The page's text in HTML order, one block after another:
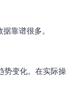
靠谱很多。
势变化。在实际操